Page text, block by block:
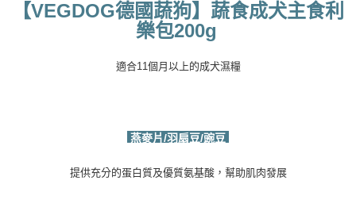
【VEGDOG德國蔬狗】蔬食成犬主食利
樂包200g
適合11 個月以上的成犬濕糧
燕麥片/羽扇豆/豌豆
提供充分的蛋白質及優質氨基酸，幫助肌肉發展